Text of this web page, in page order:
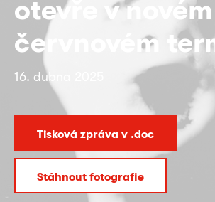
otevře v novém
červnovém
16. dubna 2025
Tisková zpráva v .doc
Stáhnout fotografie